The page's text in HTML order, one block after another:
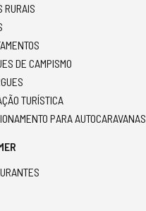
RURAIS
DE CAMPISMO
TURÍSTICA
PARA AUTOCARAVANAS